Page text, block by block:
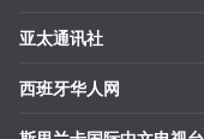
亚太通讯社
西班牙华人网